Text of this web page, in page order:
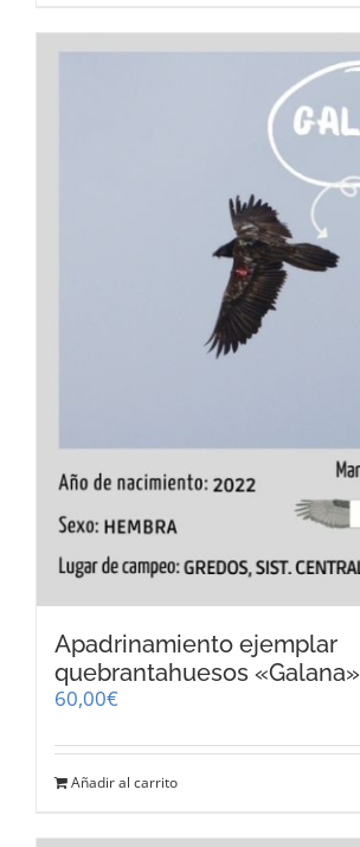
Apadrinamiento ejemplar
quebrantahuesos «Galana»
60,00€
Añadir al carrito